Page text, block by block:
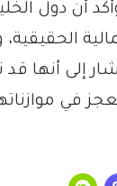
أن دول
إلى أنها
في